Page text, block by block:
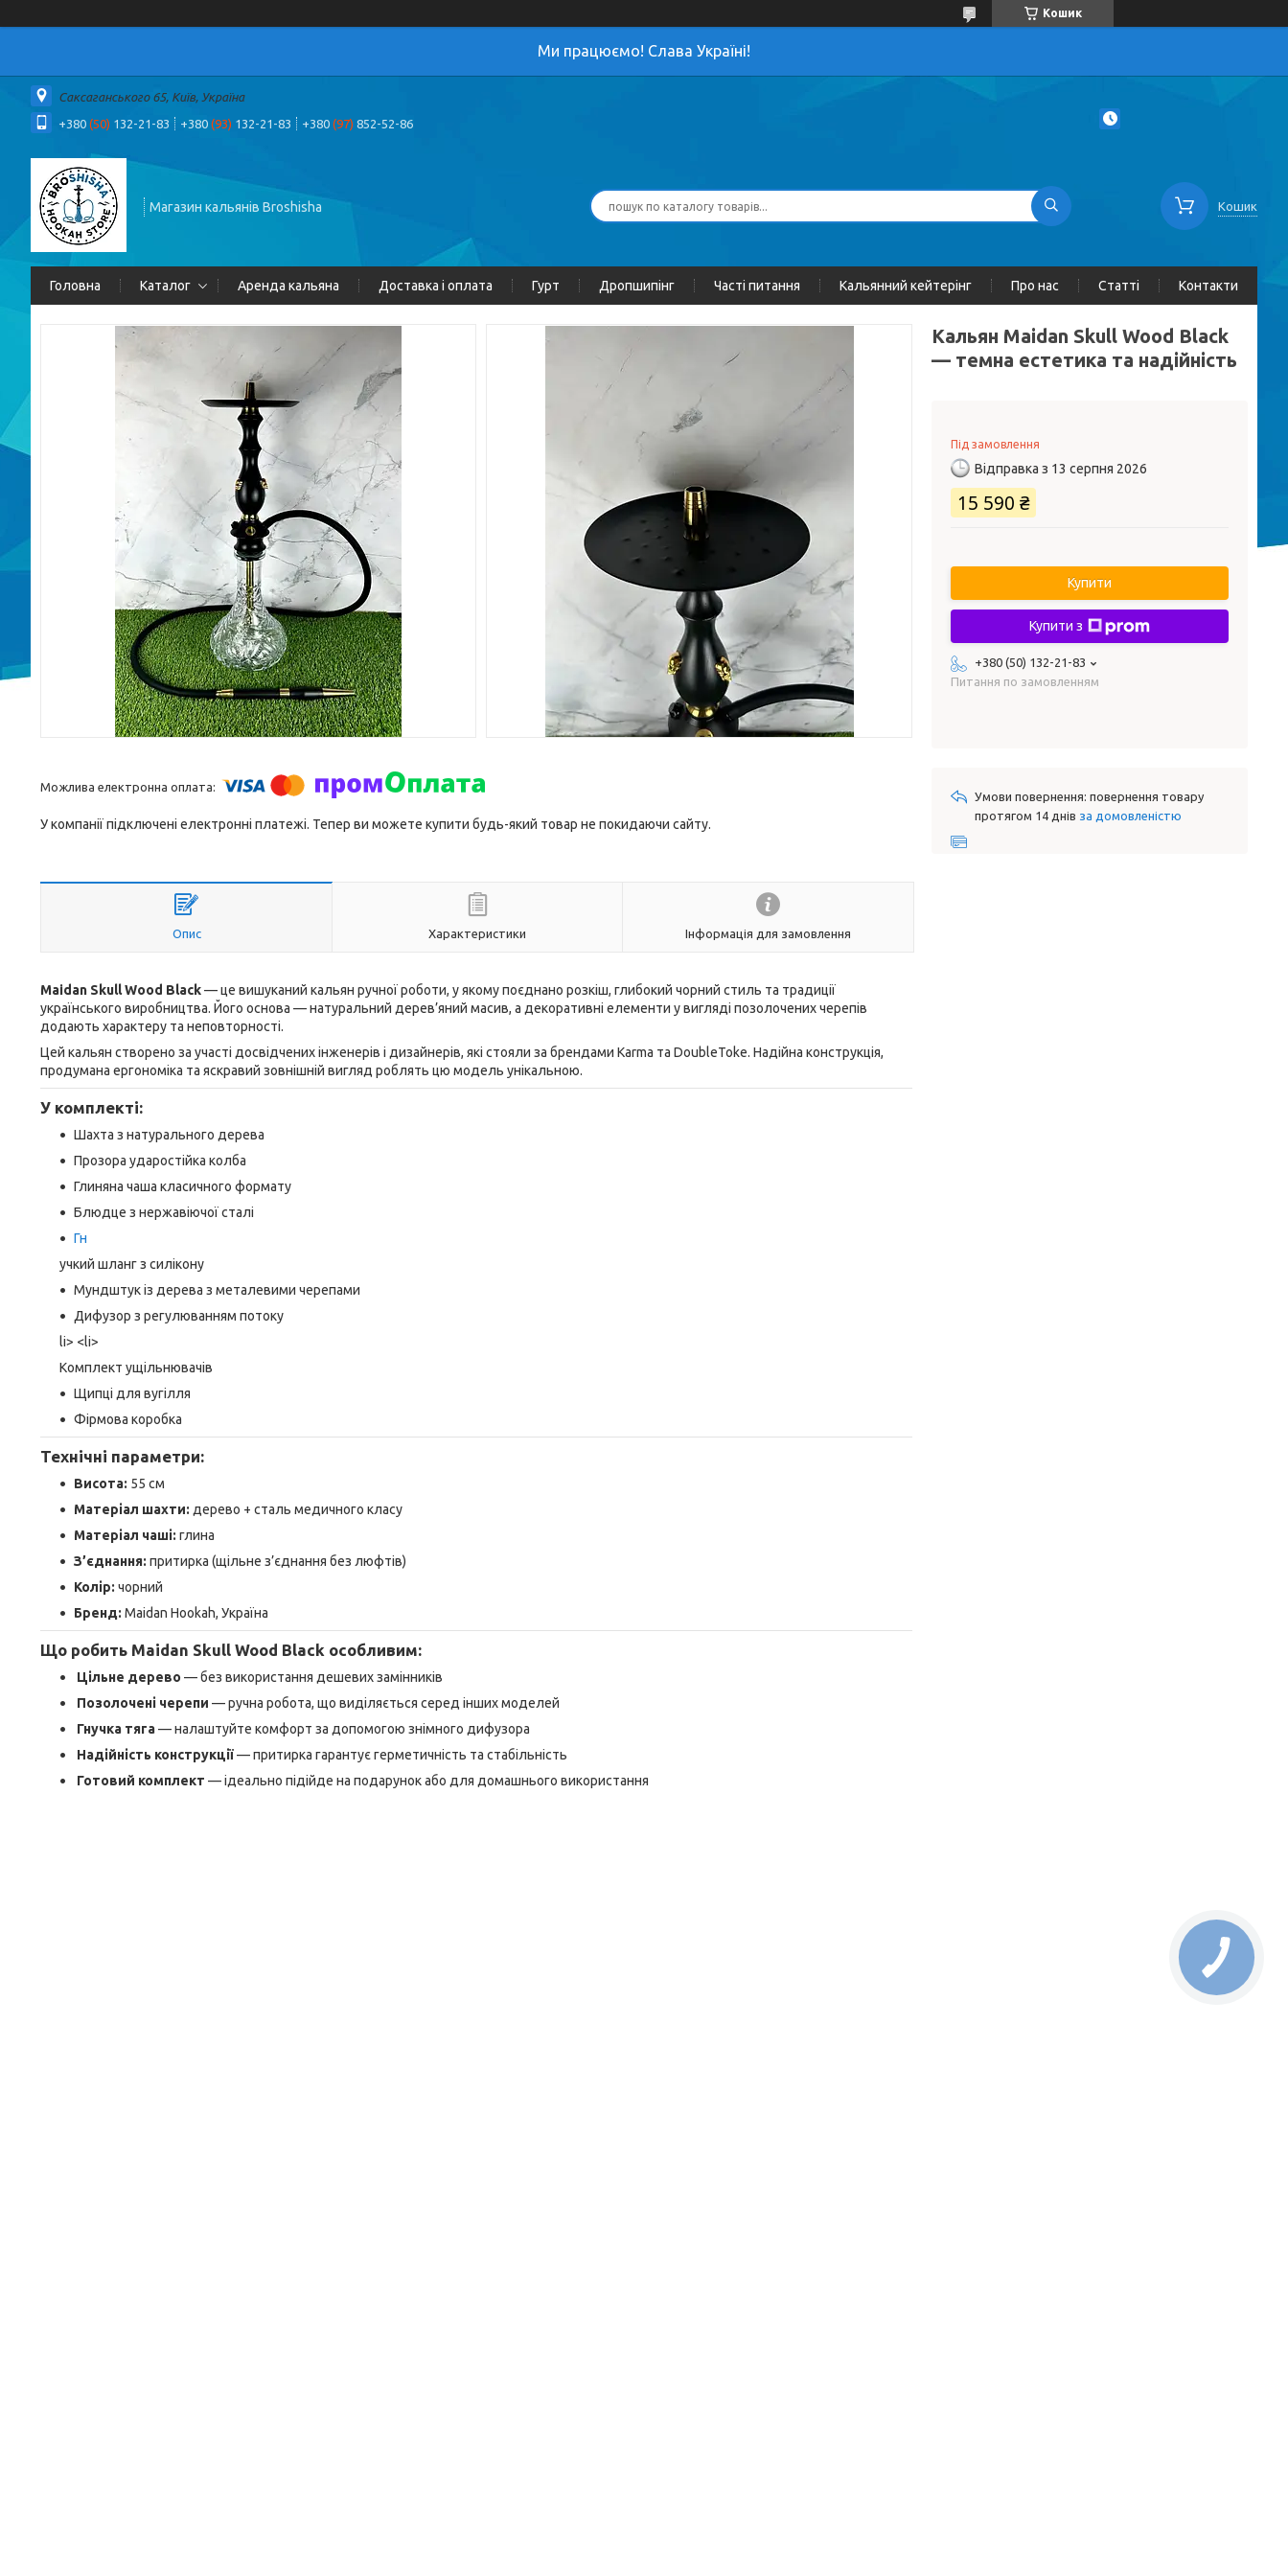
Кошик
Ми працюємо! Слава Україні!
Саксаганського 65, Київ, Україна
+380 (50) 132-21-83 +380 (93) 132-21-83 +380 (97) 852-52-86
Магазин кальянів Broshisha Кошик
Головна Каталог Аренда кальяна Доставка і оплата Гурт Дропшипінг Часті питання Кальянний кейтерінг Про нас Статті Контакти
У компанії підключені електронні платежі. Тепер ви можете купити будь-який товар не покидаючи сайту.
Опис Характеристики Інформація для замовлення
Maidan Skull Wood Black— це вишуканий кальян ручної роботи, у якому поєднано розкіш, глибокий чорний стиль та традиції
українського виробництва. Його основа — натуральний дерев’яний масив, а декоративні елементи у вигляді позолочених черепів
додають характеру та неповторності.
Цей кальян створено за участі досвідчених інженерів і дизайнерів, які стояли за брендами Karma та DoubleToke. Надійна конструкція,
продумана ергономіка та яскравий зовнішній вигляд роблять цю модель унікальною.
У комплекті:
Шахта з натурального дерева
Прозора ударостійка колба
Глиняна чаша класичного формату
Блюдце з нержавіючої сталі
Гн
учкий шланг з силікону
Мундштук із дерева з металевими черепами
Дифузор з регулюванням потоку
li> <li>
Комплект ущільнювачів
Щипці для вугілля
Фірмова коробка
Технічні параметри:
Висота: 55 см
Матеріал шахти: дерево + сталь медичного класу
Матеріал чаші: глина
З’єднання: притирка (щільне з’єднання без люфтів)
Колір: чорний
Бренд: Maidan Hookah, Україна
Що робить Maidan Skull Wood Black особливим:
Цільне дерево — без використання дешевих замінників
Позолочені черепи — ручна робота, що виділяється серед інших моделей
Гнучка тяга— налаштуйте комфорт за допомогою знімного дифузора
Надійність конструкції— притирка гарантує герметичність та стабільність
Готовий комплект — ідеально підійде на подарунок або для домашнього використання
Кальян Maidan Skull Wood Black
— темна естетика та надійність
Під замовлення
Відправка з 13 серпня 2026
15 590 ₴
Купити
Купити з
+380 (50) 132-21-83
Питання по замовленням
повернення товару
протягом 14 днів за домовленістю